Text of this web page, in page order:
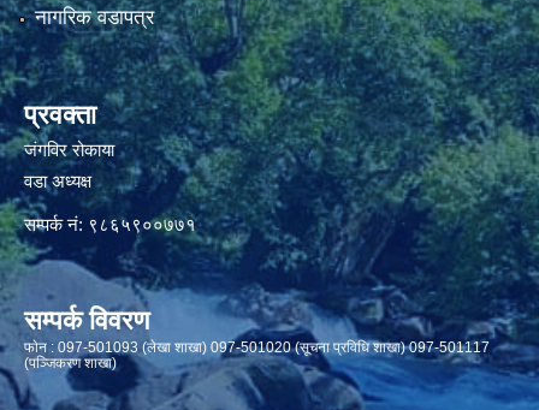
नागरिक वडापत्र
प्रवक्ता
जंगविर रोकाया
वडा अध्यक्ष
सम्पर्क नं: ९८६५९००७७१
सम्पर्क विवरण
फाेन : 097-501093 (लेखा शाखा) 097-501020 (सूचना प्रविधि शाखा) 097-501117
(पञ्जिकरण शाखा)